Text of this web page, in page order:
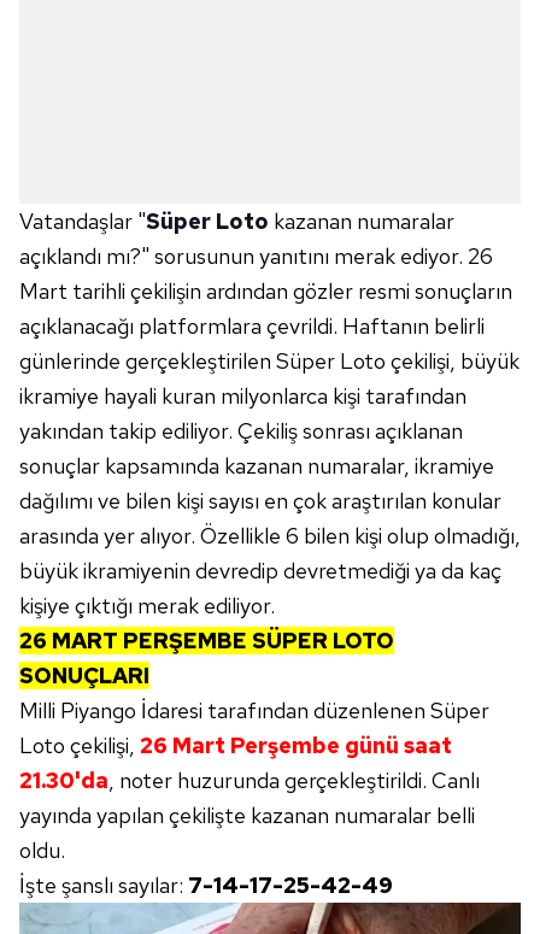
Vatandaşlar "Süper Loto kazanan numaralar
açıklandı mı?" sorusunun yanıtını merak ediyor. 26
Mart tarihli çekilişin ardından gözler resmi sonuçların
açıklanacağı platformlara çevrildi. Haftanın belirli
günlerinde gerçekleştirilen Süper Loto çekilişi, büyük
ikramiye hayali kuran milyonlarca kişi tarafından
yakından takip ediliyor. Çekiliş sonrası açıklanan
sonuçlar kapsamında kazanan numaralar, ikramiye
dağılımı ve bilen kişi sayısı en çok araştırılan konular
arasında yer alıyor. Özellikle 6 bilen kişi olup olmadığı,
büyük ikramiyenin devredip devretmediği ya da kaç
kişiye çıktığı merak ediliyor.
26 MART PERŞEMBE SÜPER LOTO
SONUÇLARI
Milli Piyango İdaresi tarafından düzenlenen Süper
Loto çekilişi, 26 Mart Perşembe günü saat
21.30'da, noter huzurunda gerçekleştirildi. Canlı
yayında yapılan çekilişte kazanan numaralar belli
oldu.
İşte şanslı sayılar: 7-14-17-25-42-49